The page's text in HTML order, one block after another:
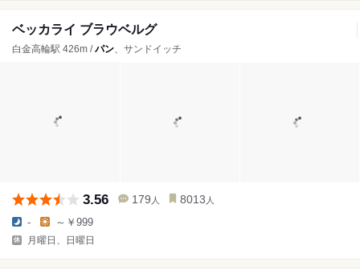
ベッカライ ブラウベルグ
白金高輪駅 426m /パン、サンドイッチ
3.56 179 人 8013 人
- ～￥999
月曜日、日曜日